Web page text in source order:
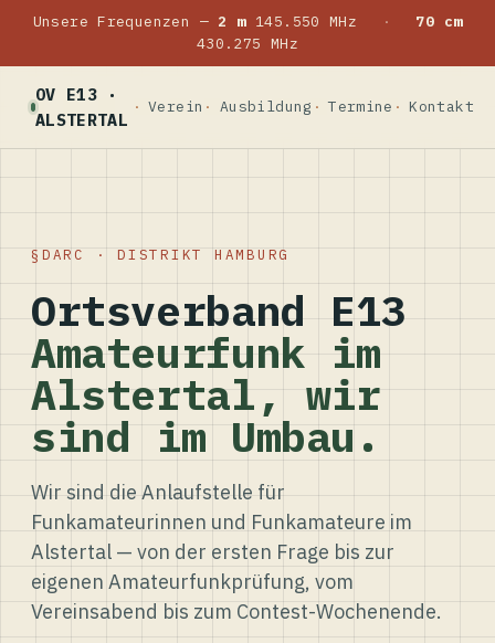
Unsere Frequenzen — 2 m145.550 MHz ·
70 cm
430.275 MHz
OV E13 ·
ALSTERTAL
Verein Ausbildung Termine Kontakt
DARC · DISTRIKT HAMBURG
Ortsverband E13
Amateurfunk im
Alstertal, wir
sind im Umbau.
Wir sind die Anlaufstelle für
Funkamateurinnen und Funkamateure im
Alstertal — von der ersten Frage bis zur
eigenen Amateurfunkprüfung, vom
Vereinsabend bis zum Contest-Wochenende.